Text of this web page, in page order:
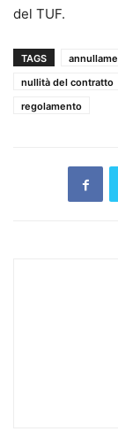
del TUF.
TAGS
nullità del contratto
regolamento